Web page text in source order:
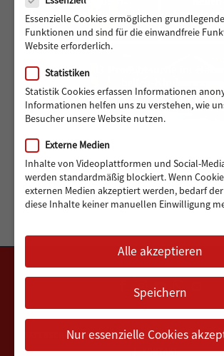
Spendenmarathon-2023
Spendenmarathon-2023
DATENSCHUTZERKLÄRUNG IMPRESSUM
KONTAKT
Essenzielle Cookies ermöglichen grundlegende
Funktionen und sind für die einwandfreie
Website erforderlich.
Statistiken
Statistik Cookies erfassen Informationen
Informationen helfen uns zu verstehen, wie
Besucher unsere Website nutzen.
Externe Medien
Inhalte von Videoplattformen und Social-
werden standardmäßig blockiert. Wenn
externen Medien akzeptiert werden, bedarf
diese Inhalte keiner manuellen Einwilligung
Alle akzeptieren
Speichern
Nur essenzielle Cookies